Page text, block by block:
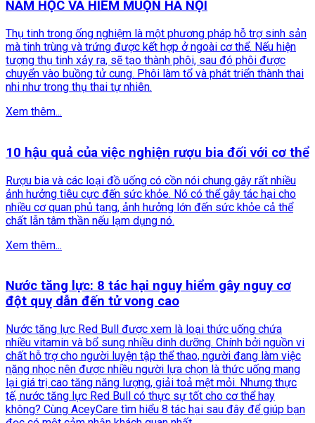
NAM HỌC VÀ HIẾM MUỘN HÀ NỘI
Thụ tinh trong ống nghiệm là một phương pháp hỗ trợ sinh sản
mà tinh trùng và trứng được kết hợp ở ngoài cơ thể. Nếu hiện
tượng thụ tinh xảy ra, sẽ tạo thành phôi, sau đó phôi được
chuyển vào buồng tử cung. Phôi làm tổ và phát triển thành thai
nhi như trong thụ thai tự nhiên.
Xem thêm...
10 hậu quả của việc nghiện rượu bia đối với cơ thể
Rượu bia và các loại đồ uống có cồn nói chung gây rất nhiều
ảnh hưởng tiêu cực đến sức khỏe. Nó có thể gây tác hại cho
nhiều cơ quan phủ tạng, ảnh hưởng lớn đến sức khỏe cả thể
chất lẫn tâm thần nếu lạm dụng nó.
Xem thêm...
Nước tăng lực: 8 tác hại nguy hiểm gây nguy cơ
đột quỵ dẫn đến tử vong cao
Nước tăng lực Red Bull được xem là loại thức uống chứa
nhiều vitamin và bổ sung nhiều dinh dưỡng. Chính bởi nguồn vi
chất hỗ trợ cho người luyện tập thể thao, người đang làm việc
nặng nhọc nên được nhiều người lựa chọn là thức uống mang
lại giá trị cao tăng năng lượng, giải toả mệt mỏi. Nhưng thực
tế, nước tăng lực Red Bull có thực sự tốt cho cơ thể hay
không? Cùng AceyCare tìm hiểu 8 tác hại sau đây để giúp bạn